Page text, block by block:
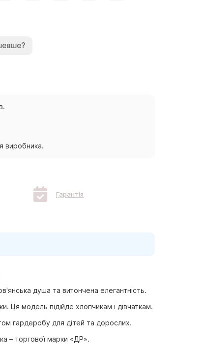
виробника.
Гарантія
душа та витончена елегантність.
Ця модель підійде хлопчикам і дівчаткам.
гардеробу для дітей та дорослих.
– торгової марки «ДР».